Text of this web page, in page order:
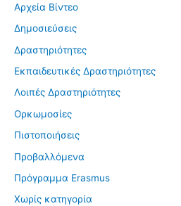
Αρχεία Βίντεο
Δημοσιεύσεις
Δραστηριότητες
Εκπαιδευτικές Δραστηριότητες
Λοιπές Δραστηριότητες
Ορκωμοσίες
Πιστοποιήσεις
Προβαλλόμενα
Πρόγραμμα Erasmus
Χωρίς κατηγορία